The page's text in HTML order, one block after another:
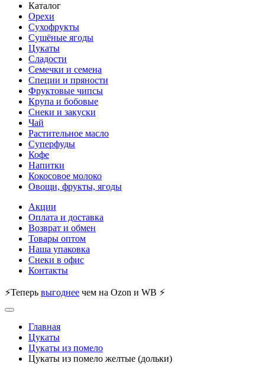
Каталог
Орехи
Сухофрукты
Сушёные ягоды
Цукаты
Сладости
Семечки и семена
Специи и пряности
Фруктовые чипсы
Крупа и бобовые
Снеки и закуски
Чай
Растительное масло
Суперфуды
Кофе
Напитки
Кокосовое молоко
Овощи, фрукты, ягоды
Акции
Оплата и доставка
Возврат и обмен
Товары оптом
Наша упаковка
Снеки в офис
Контакты
⚡Теперь выгоднее чем на Ozon и WB ⚡
Главная
Цукаты
Цукаты из помело
Цукаты из помело желтые (дольки)